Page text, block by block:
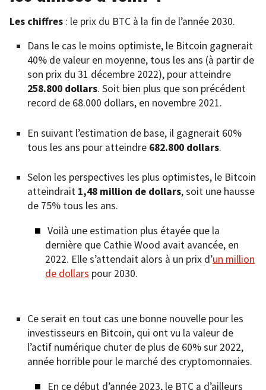
Les chiffres : le prix du BTC à la fin de l’année 2030.
Dans le cas le moins optimiste, le Bitcoin gagnerait
40% de valeur en moyenne, tous les ans (à partir de
son prix du 31 décembre 2022), pour atteindre
258.800 dollars. Soit bien plus que son précédent
record de 68.000 dollars, en novembre 2021.
En suivant l’estimation de base, il gagnerait 60%
tous les ans pour atteindre 682.800 dollars.
Selon les perspectives les plus optimistes, le Bitcoin
atteindrait 1,48 million de dollars, soit une hausse
de 75% tous les ans.
Voilà une estimation plus étayée que la
dernière que Cathie Wood avait avancée, en
2022. Elle s’attendait alors à un prix d’un million
de dollars pour 2030.
Ce serait en tout cas une bonne nouvelle pour les
investisseurs en Bitcoin, qui ont vu la valeur de
l’actif numérique chuter de plus de 60% sur 2022,
année horrible pour le marché des cryptomonnaies.
En ce début d’année 2023, le BTC a d’ailleurs